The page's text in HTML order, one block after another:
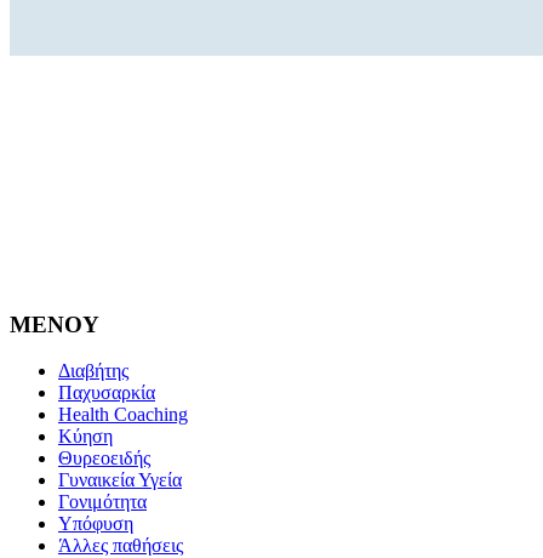
MENOY
Διαβήτης
Παχυσαρκία
Health Coaching
Κύηση
Θυρεοειδής
Γυναικεία Υγεία
Γονιμότητα
Υπόφυση
Άλλες παθήσεις